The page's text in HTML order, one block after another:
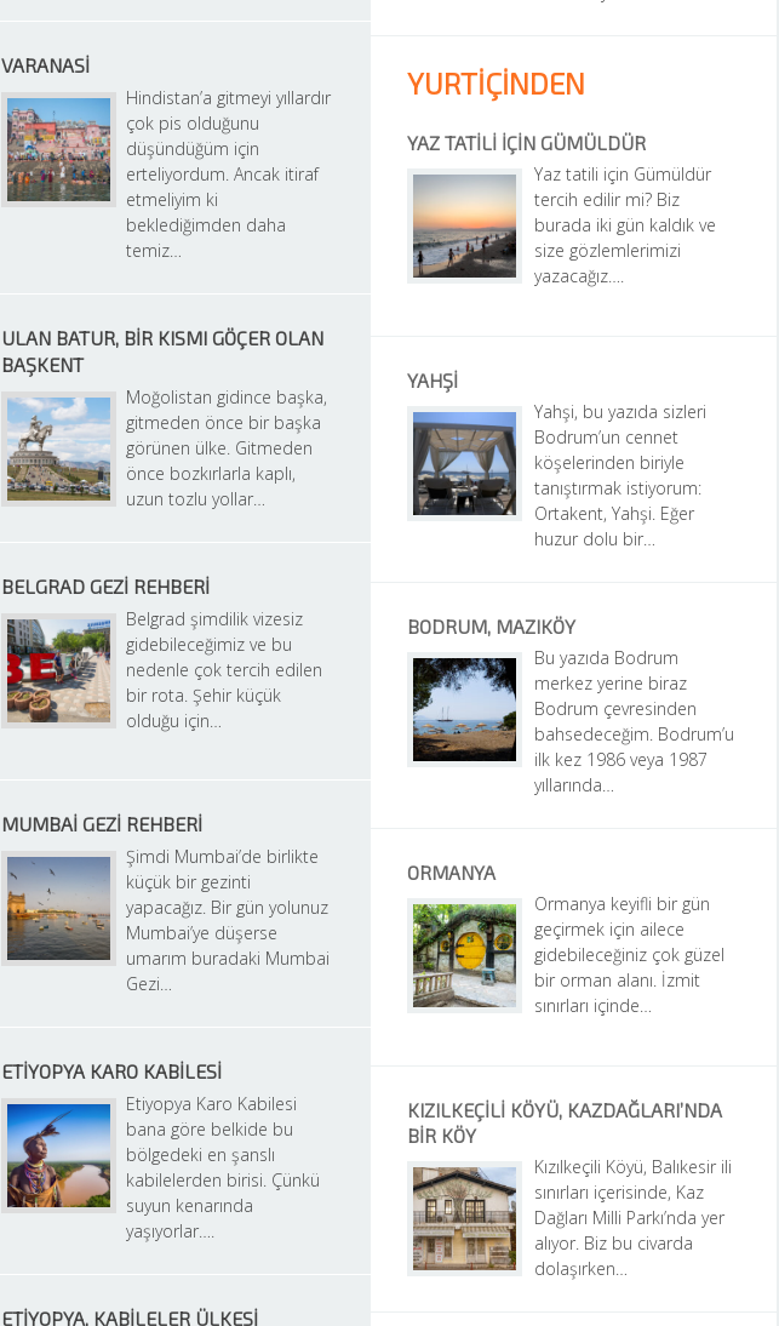
VARANASI
Hindistan’a gitmeyi yıllardır
çok pis olduğunu
düşündüğüm için
erteliyordum. Ancak itiraf
etmeliyim ki
beklediğimden daha
temiz…
ULAN BATUR, BIR KISMI GÖÇER OLAN
BAŞKENT
Moğolistan gidince başka,
gitmeden önce bir başka
görünen ülke. Gitmeden
önce bozkırlarla kaplı,
uzun tozlu yollar…
BELGRAD GEZI REHBERI
Belgrad şimdilik vizesiz
gidebileceğimiz ve bu
nedenle çok tercih edilen
bir rota. Şehir küçük
olduğu için…
MUMBAI GEZI REHBERI
Şimdi Mumbai’de birlikte
küçük bir gezinti
yapacağız. Bir gün yolunuz
Mumbai’ye düşerse
umarım buradaki Mumbai
Gezi…
ETIYOPYA KARO KABILESI
Etiyopya Karo Kabilesi
bana göre belkide bu
bölgedeki en şanslı
kabilelerden birisi. Çünkü
suyun kenarında
yaşıyorlar….
ETIYOPYA, KABILELER ÜLKESI
YURTİÇİNDEN
YAZ TATILI İÇIN GÜMÜLDÜR
Yaz tatili için Gümüldür
tercih edilir mi? Biz
burada iki gün kaldık ve
size gözlemlerimizi
yazacağız….
YAHŞI
Yahşi, bu yazıda sizleri
Bodrum’un cennet
köşelerinden biriyle
tanıştırmak istiyorum:
Ortakent, Yahşi. Eğer
huzur dolu bir…
BODRUM, MAZIKÖY
Bu yazıda Bodrum
merkez yerine biraz
Bodrum çevresinden
bahsedeceğim. Bodrum’u
ilk kez 1986 veya 1987
yıllarında…
ORMANYA
Ormanya keyifli bir gün
geçirmek için ailece
gidebileceğiniz çok güzel
bir orman alanı. İzmit
sınırları içinde…
KIZILKEÇILI KÖYÜ, KAZDAĞLARI’NDA
BIR KÖY
Kızılkeçili Köyü, Balıkesir ili
sınırları içerisinde, Kaz
Dağları Milli Parkı’nda yer
alıyor. Biz bu civarda
dolaşırken…